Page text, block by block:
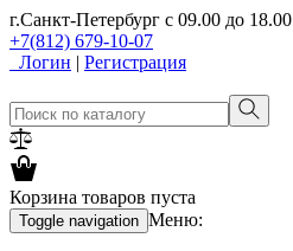
г.Санкт-Петербург с 09.00 до 18.00
+7(812) 679-10-07
Логин | Регистрация
Корзина товаров пуста
Toggle navigation Меню: